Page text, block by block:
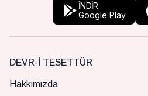
İNDİR
Google Play
DEVR-I TESETTÜR
Hakkımızda